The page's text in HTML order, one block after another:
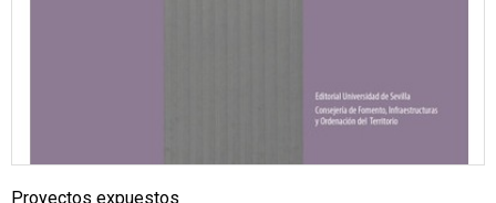
Proyectos expuestos